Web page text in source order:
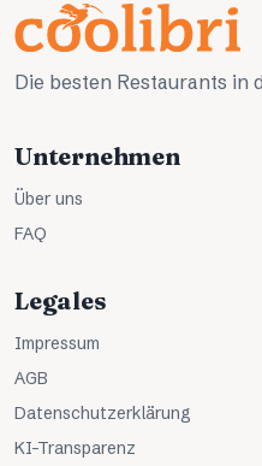
Die besten Restaurants in
Unternehmen
Über uns
FAQ
Legales
Impressum
AGB
Datenschutzerklärung
KI-Transparenz